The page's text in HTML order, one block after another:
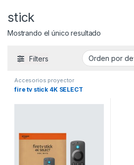
stick
Mostrando el único resultado
Filters
Accesorios proyector
fire tv stick 4K SELECT